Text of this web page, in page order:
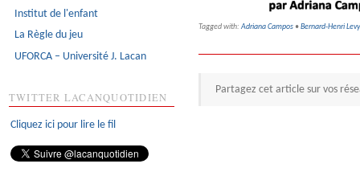
Tagged with: Adriana Campos •Bernard-Henri Levy
Partagez cet article sur vos
Institut de l'enfant
La Règle du jeu
UFORCA – Université J. Lacan
TWITTER LACANQUOTIDIEN
Cliquez ici pour lire le fil